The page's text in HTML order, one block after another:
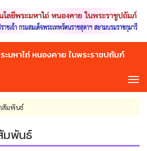
ะมหาไถ่ หนองคาย ในพระราชปถัมภ์
สัมพันธ์
มพันธ์